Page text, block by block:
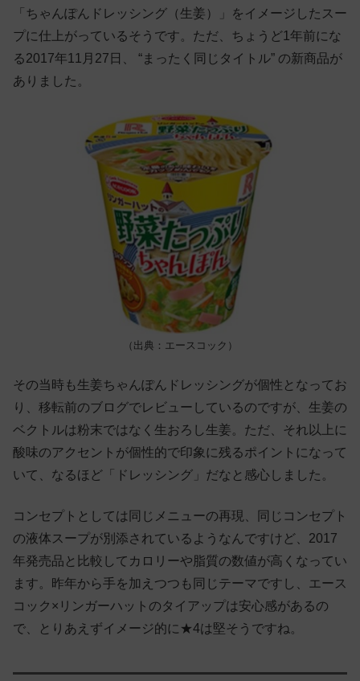
「ちゃんぽんドレッシング（生姜）」をイメージしたスー
プに仕上がっているそうです。ただ、ちょうど1年前にな
る2017年11月27日、 “まったく同じタイトル” の新商品が
ありました。
（出典：エースコック）
その当時も生姜ちゃんぽんドレッシングが個性となってお
り、移転前のブログでレビューしているのですが、生姜の
ベクトルは粉末ではなく生おろし生姜。ただ、それ以上に
酸味のアクセントが個性的で印象に残るポイントになって
いて、なるほど「ドレッシング」だなと感心しました。
コンセプトとしては同じメニューの再現、同じコンセプト
の液体スープが別添されているようなんですけど、2017
年発売品と比較してカロリーや脂質の数値が高くなってい
ます。昨年から手を加えつつも同じテーマですし、エース
コック×リンガーハットのタイアップは安心感があるの
で、とりあえずイメージ的に★4は堅そうですね。